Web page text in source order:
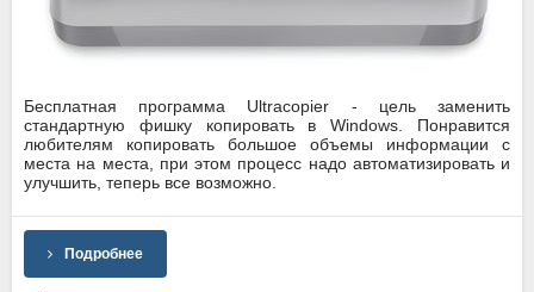
Бесплатная программа Ultracopier - цель заменить
стандартную фишку копировать в Windows. Понравится
любителям копировать большое объемы информации с
места на места, при этом процесс надо автоматизировать и
улучшить, теперь все возможно.
Подробнее